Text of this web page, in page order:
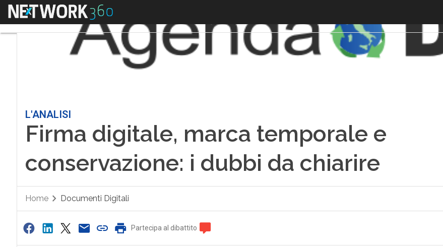
Menu
L'ANALISI
Firma digitale, marca temporale e
conservazione: i dubbi da chiarire
Home Documenti Digitali
Partecipa al dibattito